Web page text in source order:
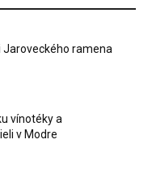
ramena
vínotéky a
v Modre